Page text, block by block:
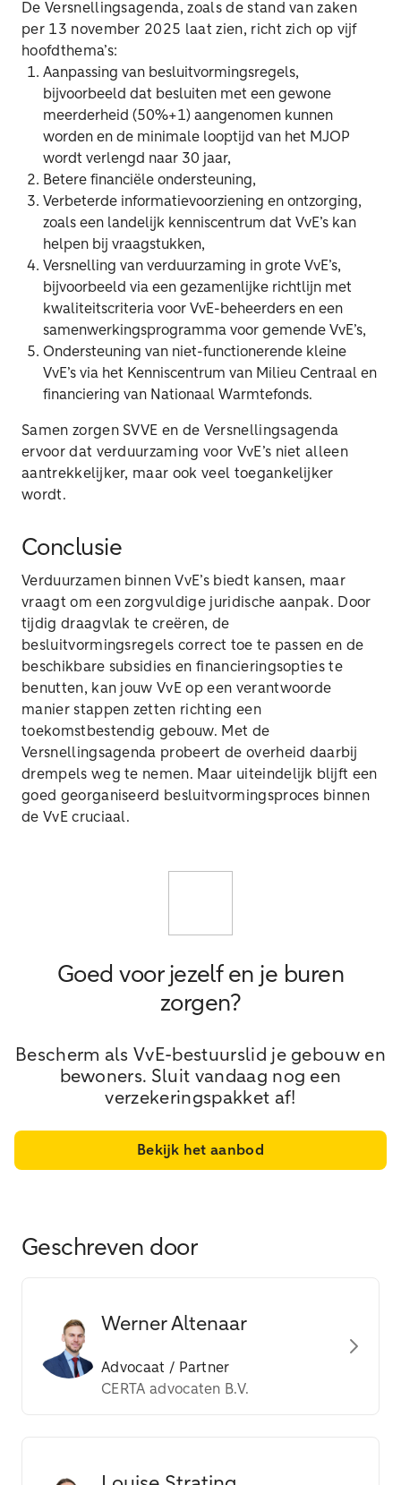
De Versnellingsagenda, zoals de stand van zaken
per 13 november 2025 laat zien, richt zich op vijf
hoofdthema’s:
Aanpassing van besluitvormingsregels,
bijvoorbeeld dat besluiten met een gewone
meerderheid (50%+1) aangenomen kunnen
worden en de minimale looptijd van het MJOP
wordt verlengd naar 30 jaar,
Betere financiële ondersteuning,
Verbeterde informatievoorziening en ontzorging,
zoals een landelijk kenniscentrum dat VvE’s kan
helpen bij vraagstukken,
Versnelling van verduurzaming in grote VvE’s,
bijvoorbeeld via een gezamenlijke richtlijn met
kwaliteitscriteria voor VvE-beheerders en een
samenwerkingsprogramma voor gemende VvE’s,
Ondersteuning van niet-functionerende kleine
VvE’s via het Kenniscentrum van Milieu Centraal en
financiering van Nationaal Warmtefonds.
Samen zorgen SVVE en de Versnellingsagenda
ervoor dat verduurzaming voor VvE’s niet alleen
aantrekkelijker, maar ook veel toegankelijker
wordt.
Conclusie
Verduurzamen binnen VvE’s biedt kansen, maar
vraagt om een zorgvuldige juridische aanpak. Door
tijdig draagvlak te creëren, de
besluitvormingsregels correct toe te passen en de
beschikbare subsidies en financieringsopties te
benutten, kan jouw VvE op een verantwoorde
manier stappen zetten richting een
toekomstbestendig gebouw. Met de
Versnellingsagenda probeert de overheid daarbij
drempels weg te nemen. Maar uiteindelijk blijft een
goed georganiseerd besluitvormingsproces binnen
de VvE cruciaal.
Goed voor jezelf en je buren
zorgen?
Bescherm als VvE-bestuurslid je gebouw en
bewoners. Sluit vandaag nog een
verzekeringspakket af!
Bekijk het aanbod
Geschreven door
Werner Altenaar
Advocaat / Partner
CERTA advocaten B.V.